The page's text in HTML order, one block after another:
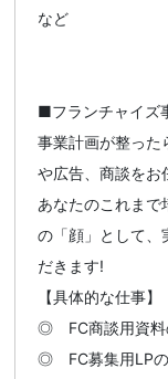
など
■フランチャイズ
事業計画が整った
や広告、商談をお
あなたのこれまで
の「顔」として、
だきます!
【具体的な仕事】
◎ FC商談用資料
◎ FC募集用LPの